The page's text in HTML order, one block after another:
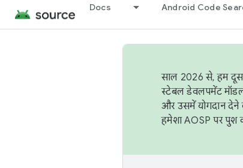
Docs Android Code
साल 2026 से, हम
स्टेबल डेवलपमेंट
और उसमें योगदान देने
हमेशा AOSP पर पुश